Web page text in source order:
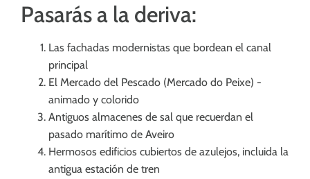
Pasarás a la deriva:
Las fachadas modernistas que bordean el canal
principal
El Mercado del Pescado (Mercado do Peixe) -
animado y colorido
Antiguos almacenes de sal que recuerdan el
pasado marítimo de Aveiro
Hermosos edificios cubiertos de azulejos, incluida la
antigua estación de tren